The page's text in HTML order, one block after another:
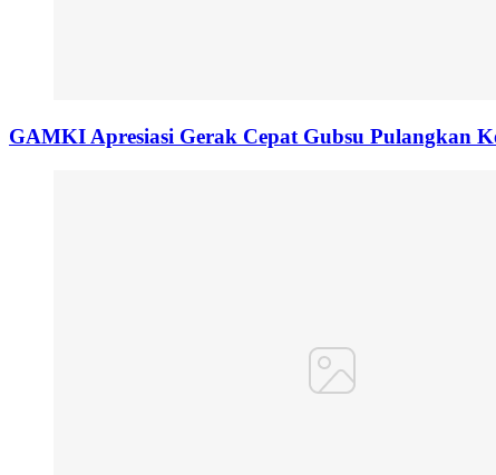
GAMKI Apresiasi Gerak Cepat Gubsu Pulangkan